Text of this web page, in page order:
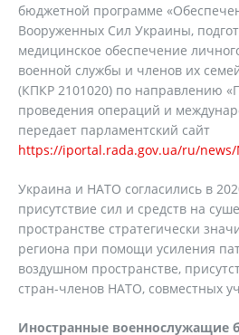
бюджетной программе
Вооруженных Сил Украины,
медицинское обеспечение
военной службы и членов их
(КПКР 2101020) по направлению
проведения операций и
передает парламентский сайт
https://iportal.rada.gov.ua/ru/news/
Украина и НАТО согласились в
присутствие сил и средств на
пространстве стратегически
региона при помощи усиления
воздушном пространстве,
стран-членов НАТО, совместных
Иностранные военнослужащие